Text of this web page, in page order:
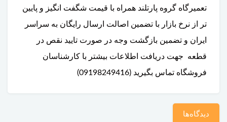
تعمیرگاه گروه پارتلند همراه با قیمت شگفت انگیز و پایین
تر از نرخ بازار با تضمین اصالت ارسال رایگان به سراسر
ایران و تضمین بازگشت وجه در صورت تایید نقص در
قطعه جهت دریافت اطلاعات بیشتر با کارشناسان
فروشگاه تماس بگیرید (09198249416)
دیدگاه‌ها